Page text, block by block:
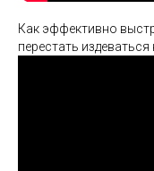
Как эффективно
перестать